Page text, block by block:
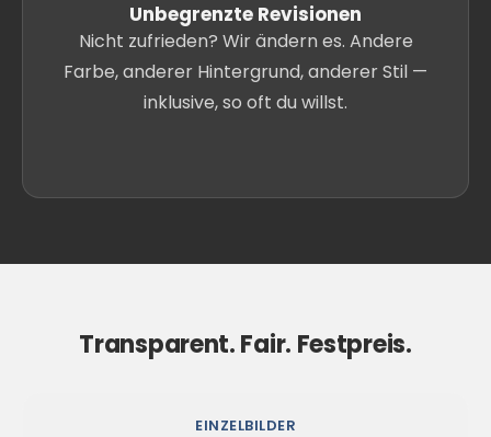
Unbegrenzte Revisionen
Nicht zufrieden? Wir ändern es. Andere
Farbe, anderer Hintergrund, anderer Stil —
inklusive, so oft du willst.
Transparent. Fair. Festpreis.
EINZELBILDER